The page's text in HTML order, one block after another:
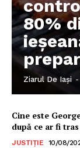
80%
Ziarul De Iași -
Cine este
după ce ar fi
JUSTIȚIE 10/08/